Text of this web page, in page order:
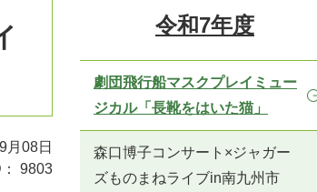
月08日
9803
令和7年度
劇団飛行船マスクプレイミュー
ジカル「長靴をはいた猫」
森口博子コンサート×ジャガー
ズものまねライブin南九州市